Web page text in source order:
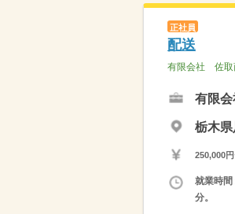
正社員
配送
有限会社 佐取
有限
栃木
250,000
就業時
分。